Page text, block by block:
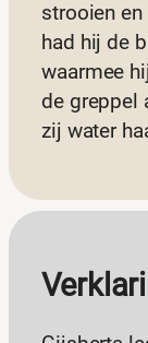
strooien
had hij de
waarmee
de greppel
zij water